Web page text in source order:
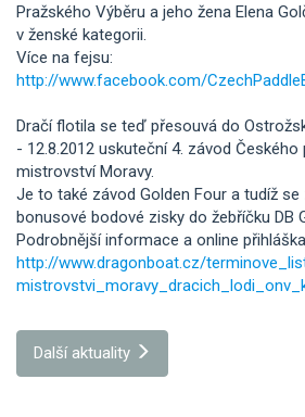
Pražského Výběru a jeho žena Elena
v ženské kategorii.
Více na fejsu:
http://www.facebook.com/
Dračí flotila se teď přesouvá do
- 12.8.2012 uskuteční 4. závod Českého
mistrovství Moravy.
Je to také závod Golden Four a tudíž
bonusové bodové zisky do žebříčku DB
Podrobnější informace a online
http://www.dragonboat.cz/
Další aktuality